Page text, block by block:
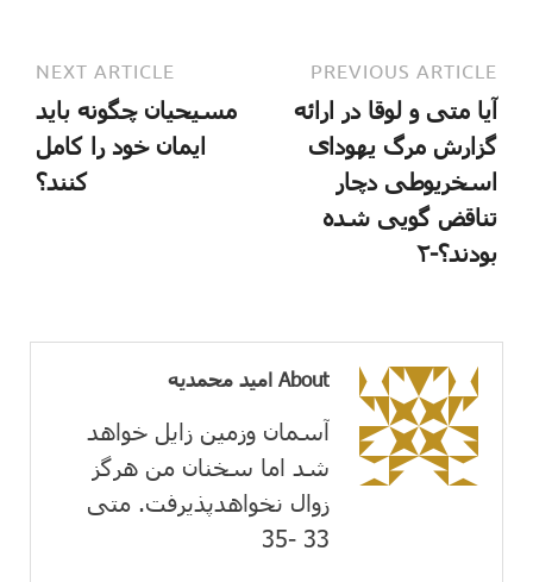
PREVIOUS ARTICLE
آیا متی و لوقا در ارائه
گزارش مرگ یهودای
اسخریوطی دچار
تناقض گویی شده
بودند؟-۲
NEXT ARTICLE
مسیحیان چگونه باید
ایمان خود را کامل
کنند؟
About امید محمدیه
آسمان وزمین زايل خواهد
شد اما سخنان من هرگز
زوال نخواهدپذیرفت. متی
33 -35